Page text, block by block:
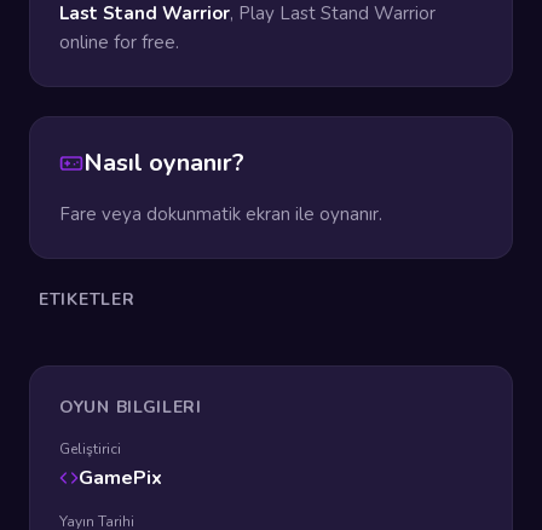
Last Stand Warrior, Play Last Stand Warrior
online for free.
Nasıl oynanır?
Fare veya dokunmatik ekran ile oynanır.
ETIKETLER
OYUN BILGILERI
Geliştirici
GamePix
Yayın Tarihi